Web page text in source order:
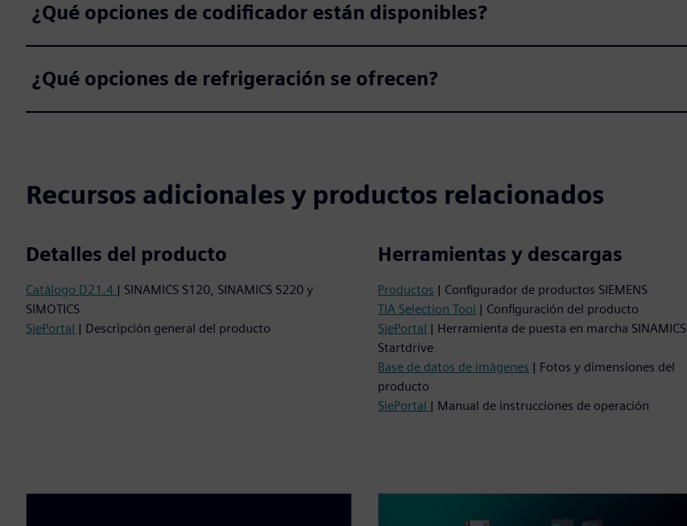
¿Qué opciones de codificador están disponibles?
¿Qué opciones de refrigeración se ofrecen?
Recursos adicionales y productos relacionados
Detalles del producto
Catálogo D21.4 | SINAMICS S120, SINAMICS S220 y
SIMOTICS
SiePortal | Descripción general del producto
Herramientas y descargas
Productos | Configurador de productos SIEMENS
TIA Selection Tool | Configuración del producto
SiePortal | Herramienta de puesta en marcha SINAMICS
Startdrive
Base de datos de imágenes | Fotos y dimensiones del
producto
SiePortal | Manual de instrucciones de operación